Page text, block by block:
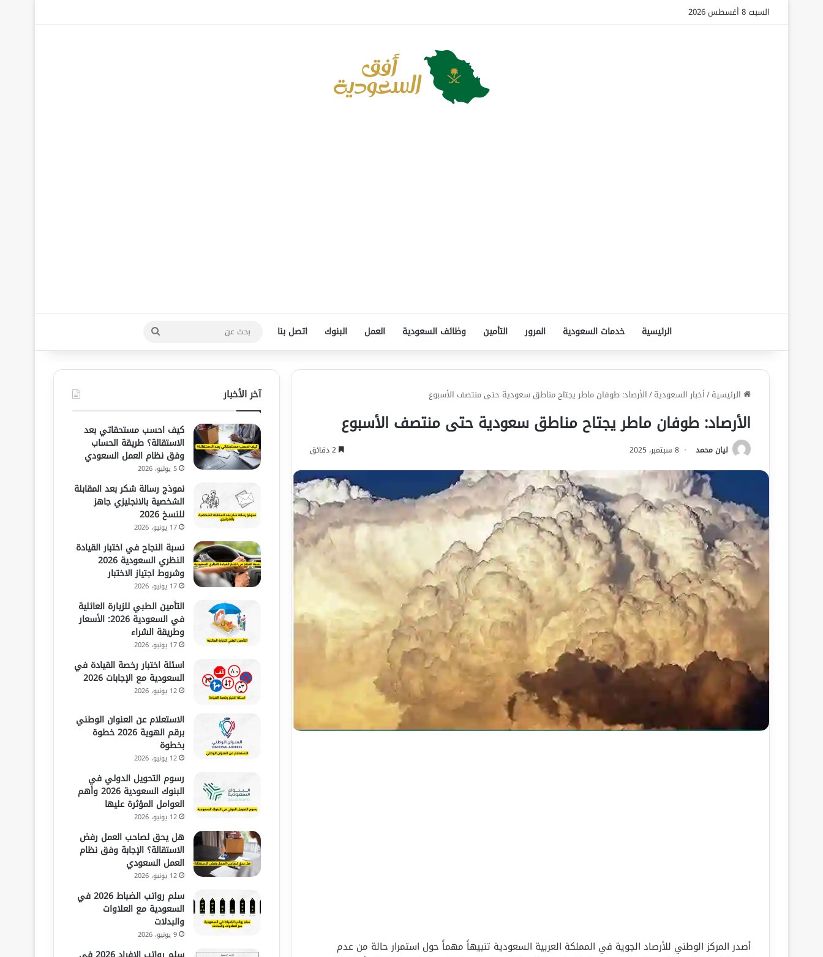
السبت 8 أغسطس 2026
الرئيسية خدمات السعودية المرور التأمين وظائف السعودية العمل البنوك اتصل بنا
بحث
عن
الرئيسية/أخبار السعودية/الأرصاد: طوفان ماطر يجتاح مناطق سعودية حتى منتصف الأسبوع
الأرصاد: طوفان ماطر يجتاح مناطق سعودية حتى منتصف الأسبوع
ليان محمد 8 سبتمبر، 2025
أصدر المركز الوطني للأرصاد الجوية في المملكة العربية السعودية تنبيهاً مهماً حول استمرار حالة من عدم
آخر الأخبار
كيف احسب مستحقاتي بعد
الاستقالة؟ طريقة الحساب
وفق نظام العمل السعودي
5 يوليو، 2026
نموذج رسالة شكر بعد المقابلة
الشخصية بالانجليزي جاهز
للنسخ 2026
17 يونيو، 2026
نسبة النجاح في اختبار القيادة
النظري السعودية 2026
وشروط اجتياز الاختبار
17 يونيو، 2026
التأمين الطبي للزيارة العائلية
في السعودية 2026: الأسعار
وطريقة الشراء
17 يونيو، 2026
اسئلة اختبار رخصة القيادة في
السعودية مع الإجابات 2026
12 يونيو، 2026
الاستعلام عن العنوان الوطني
برقم الهوية 2026 خطوة
بخطوة
12 يونيو، 2026
رسوم التحويل الدولي في
البنوك السعودية 2026 وأهم
العوامل المؤثرة عليها
12 يونيو، 2026
هل يحق لصاحب العمل رفض
الاستقالة؟ الإجابة وفق نظام
العمل السعودي
12 يونيو، 2026
سلم رواتب الضباط 2026 في
السعودية مع العلاوات
والبدلات
9 يونيو، 2026